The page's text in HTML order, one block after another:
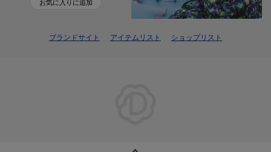
お気に入りに追加
ブランドサイト アイテムリスト ショップリスト